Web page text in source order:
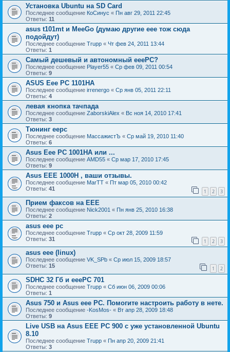
Установка Ubuntu на SD Card
Последнее сообщение КоСинус « Пн авг 29, 2011 22:45
Ответы: 11
asus t101mt и MeeGo (думаю другие eee тож сюда
подойдут)
Последнее сообщение Trupp « Чт фев 24, 2011 13:44
Ответы: 1
Самый дешевый и автономный eeePC?
Последнее сообщение Player55 « Ср фев 09, 2011 00:54
Ответы: 9
ASUS Eee PC 1101HA
Последнее сообщение irrenergo « Ср янв 05, 2011 22:11
Ответы: 4
левая кнопка тачпада
Последнее сообщение ZaborskiAlex « Вс ноя 14, 2010 17:41
Ответы: 3
Тюнинг еерс
Последнее сообщение МассажистЪ « Ср май 19, 2010 11:40
Ответы: 6
Asus Eee PC 1001HA или ...
Последнее сообщение AMD55 « Ср мар 17, 2010 17:45
Ответы: 9
Asus EEE 1000Н , ваши отзывы.
Последнее сообщение MarTT « Пт мар 05, 2010 00:42
Ответы: 41 1 2 3
Прием факсов на ЕЕЕ
Последнее сообщение Nick2001 « Пн янв 25, 2010 16:38
Ответы: 2
asus eee pc
Последнее сообщение Trupp « Ср окт 28, 2009 11:59
Ответы: 31 1 2 3
asus eee (linux)
Последнее сообщение VK_SPb « Ср июл 15, 2009 18:57
Ответы: 15 1 2
SDHC 32 Гб и еееРС 701
Последнее сообщение Trupp « Сб июн 06, 2009 00:06
Ответы: 1
Asus 750 и Asus eee PC. Помогите настроить работу в нете.
Последнее сообщение -KosMos- « Вт апр 28, 2009 18:48
Ответы: 9
Live USB на Asus EEE PC 900 с уже установленной Ubuntu
8.10
Последнее сообщение Trupp « Пн апр 20, 2009 21:41
Ответы: 3